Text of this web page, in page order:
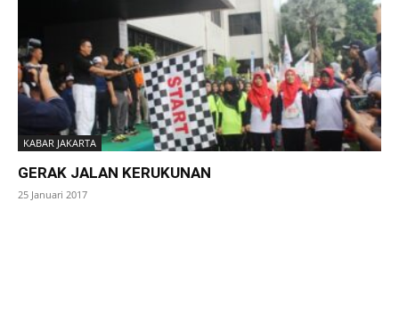
KABAR JAKARTA
GERAK JALAN KERUKUNAN
25 Januari 2017